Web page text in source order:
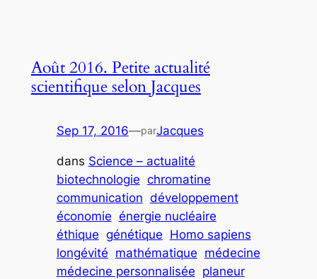
Août 2016. Petite actualité
scientifique selon Jacques
Sep 17, 2016—parJacques
dans Science – actualité
biotechnologie chromatine
communication développement
économie énergie nucléaire
éthique génétique Homo sapiens
longévité mathématique médecine
médecine personnalisée planeur